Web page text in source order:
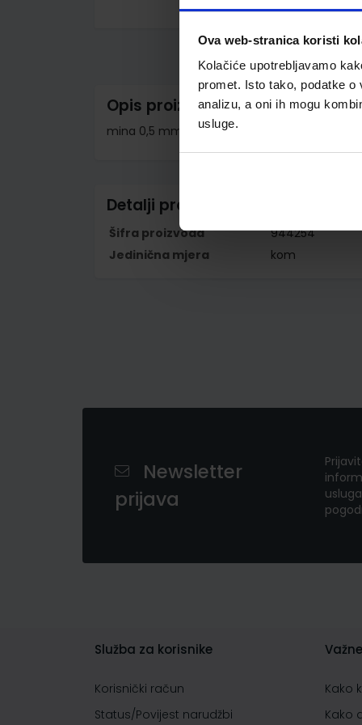
Ova web-stranica koristi
Kolačiće upotrebljavamo
promet. Isto tako, podatke
analizu, a oni ih mogu
usluge.
gallery
Opis proizvoda
mina 0,5 mm; s gumicom; plastično tijelo
Detalji proizvoda
Šifra proizvoda
944254
Jedinična mjera
kom
Newsletter
prijava
Služba za korisnike
Korisnički račun
Status/Povijest narudžbi
Kako
Kako